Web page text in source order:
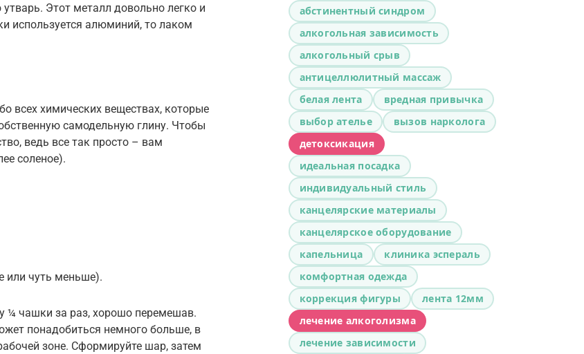
Этот металл довольно легко и
используется алюминий, то лаком
всех химических веществах, которые
самодельную глину. Чтобы
ведь все так просто – вам
соленое).
или чуть меньше).
¼ чашки за раз, хорошо перемешав.
понадобиться немного больше, в
зоне. Сформируйте шар, затем
абстинентный синдром
алкогольная зависимость
алкогольный срыв
антицеллюлитный массаж
белая лента
вредная привычка
выбор ателье
вызов нарколога
детоксикация
идеальная посадка
индивидуальный стиль
канцелярские материалы
канцелярское оборудование
капельница
клиника эспераль
комфортная одежда
коррекция фигуры
лента 12мм
лечение алкоголизма
лечение зависимости